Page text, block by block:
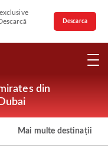
Descarca
din
Mai multe destinații